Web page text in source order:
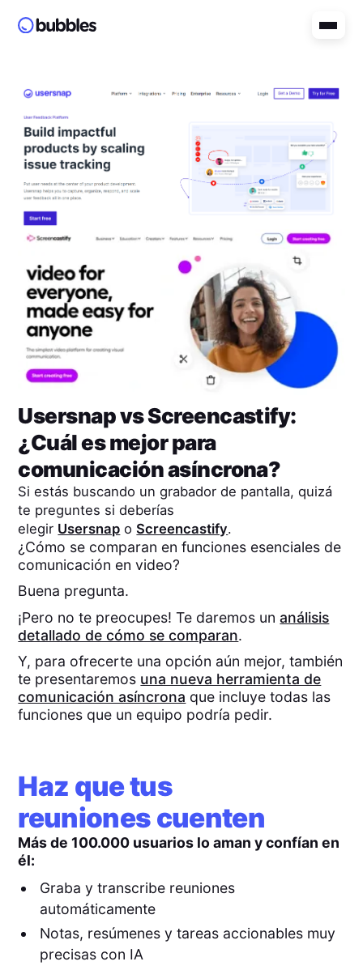
UsersnapvsScreencastify:
¿Cuál es mejor para
comunicación asíncrona?
Si estás buscando un grabador de pantalla, quizá
te preguntes si deberías
elegir Usersnap oScreencastify.
¿Cómo se comparan en funciones esenciales de
comunicación en video?
Buena pregunta.
¡Pero no te preocupes! Te daremos unanálisis
detallado de cómo se comparan.
Y, para ofrecerte una opción aún mejor, también
te presentaremos una nueva herramienta de
comunicación asíncrona que incluye todas las
funciones que un equipo podría pedir.
Haz que tus
reuniones cuenten
Más de 100.000 usuarios lo aman y confían en
él:
Graba y transcribe reuniones
automáticamente
Notas, resúmenes y tareas accionables muy
precisas con IA